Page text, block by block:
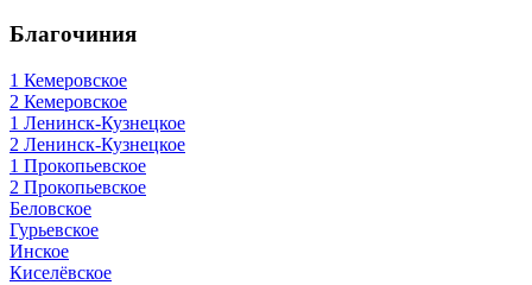
Благочиния
1 Кемеровское
2 Кемеровское
1 Ленинск-Кузнецкое
2 Ленинск-Кузнецкое
1 Прокопьевское
2 Прокопьевское
Беловское
Гурьевское
Инское
Киселёвское